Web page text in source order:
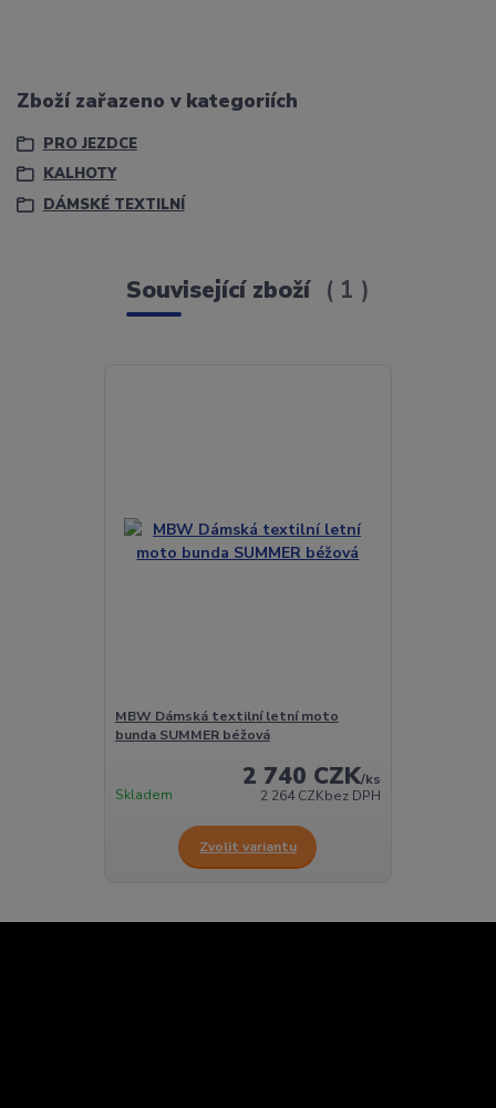
Zboží zařazeno v kategoriích
PRO JEZDCE
KALHOTY
DÁMSKÉ TEXTILNÍ
Související zboží 1
MBW Dámská textilní letní moto
bunda SUMMER béžová
2 740 CZK/ks
2 264 CZKbez DPH
Skladem
Zvolit variantu